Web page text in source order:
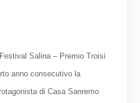
Salina – Premio Troisi
anno consecutivo la
di Casa Sanremo